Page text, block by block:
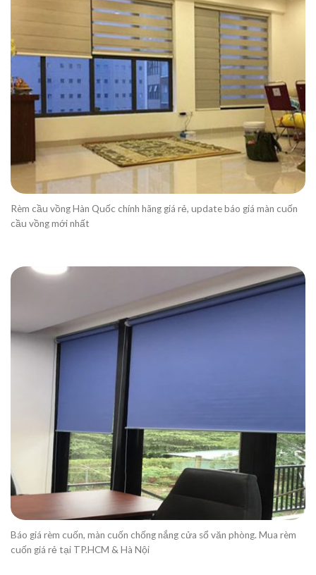
Rèm cầu vồng Hàn Quốc chính hãng giá rẻ, update báo giá màn cuốn
cầu vồng mới nhất
Báo giá rèm cuốn, màn cuốn chống nắng cửa sổ văn phòng. Mua rèm
cuốn giá rẻ tại TP.HCM & Hà Nội